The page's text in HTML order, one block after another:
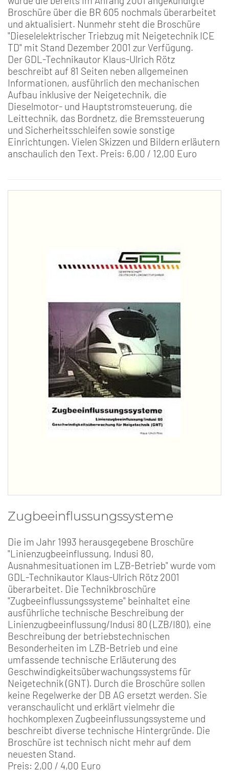
Broschüre über die BR 605 nochmals überarbeitet
und aktualisiert. Nunmehr steht die Broschüre
"Dieselelektrischer Triebzug mit Neigetechnik ICE
TD" mit Stand Dezember 2001 zur Verfügung.
Der GDL-Technikautor Klaus-Ulrich Rötz
beschreibt auf 81 Seiten neben allgemeinen
Informationen, ausführlich den mechanischen
Aufbau inklusive der Neigetechnik, die
Dieselmotor- und Hauptstromsteuerung, die
Leittechnik, das Bordnetz, die Bremssteuerung
und Sicherheitsschleifen sowie sonstige
Einrichtungen. Vielen Skizzen und Bildern erläutern
anschaulich den Text. Preis: 6,00 / 12,00 Euro
Zugbeeinflussungssysteme
Die im Jahr 1993 herausgegebene Broschüre
"Linienzugbeeinflussung, Indusi 80,
Ausnahmesituationen im LZB-Betrieb" wurde vom
GDL-Technikautor Klaus-Ulrich Rötz 2001
überarbeitet. Die Technikbroschüre
"Zugbeeinflussungssysteme" beinhaltet eine
ausführliche technische Beschreibung der
Linienzugbeeinflussung/Indusi 80 (LZB/I80), eine
Beschreibung der betriebstechnischen
Besonderheiten im LZB-Betrieb und eine
umfassende technische Erläuterung des
Geschwindigkeitsüberwachungssystems für
Neigetechnik (GNT). Durch die Broschüre sollen
keine Regelwerke der DB AG ersetzt werden. Sie
veranschaulicht und erklärt vielmehr die
hochkomplexen Zugbeeinflussungssysteme und
beschreibt diverse technische Hintergründe. Die
Broschüre ist technisch nicht mehr auf dem
neuesten Stand.
Preis: 2,00 / 4,00 Euro